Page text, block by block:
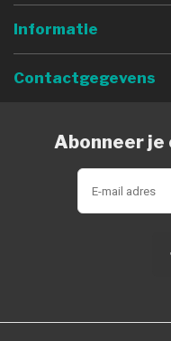
Informatie
Contactgegevens
Abonneer je